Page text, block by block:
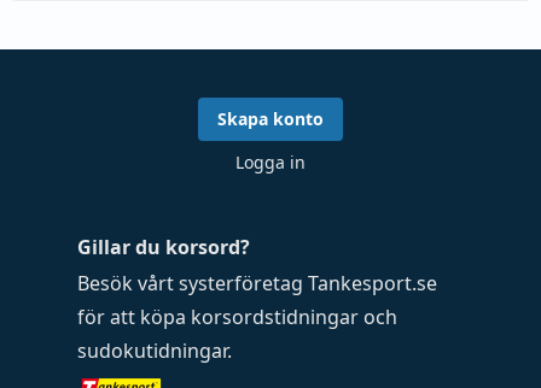
Gillar du korsord?
Besök vårt systerföretag Tankesport.se
för att köpa korsordstidningar och
sudokutidningar.
Skapa konto
Logga in